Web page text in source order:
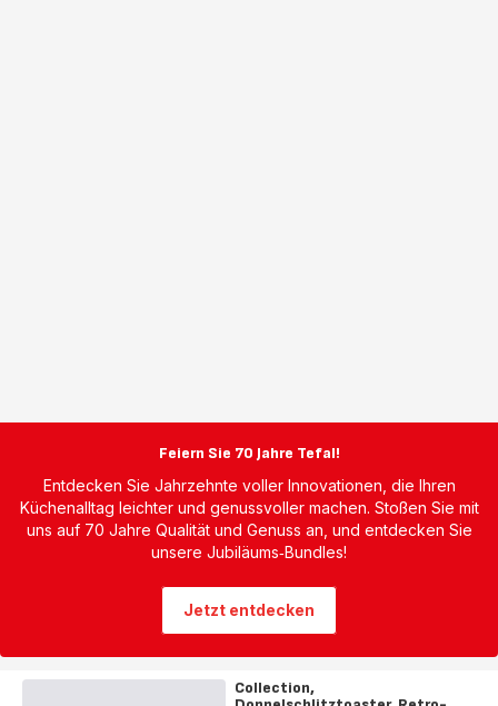
Feiern Sie 70 Jahre Tefal!
Entdecken Sie Jahrzehnte voller Innovationen, die Ihren
Küchenalltag leichter und genussvoller machen. Stoßen Sie mit
uns auf 70 Jahre Qualität und Genuss an, und entdecken Sie
unsere Jubiläums‑Bundles!
Jetzt entdecken
Collection,